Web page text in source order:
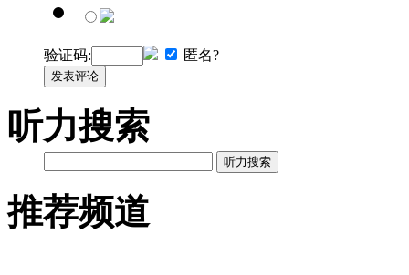
验证码: 匿名?
发表评论
听力搜索
听力搜索
推荐频道